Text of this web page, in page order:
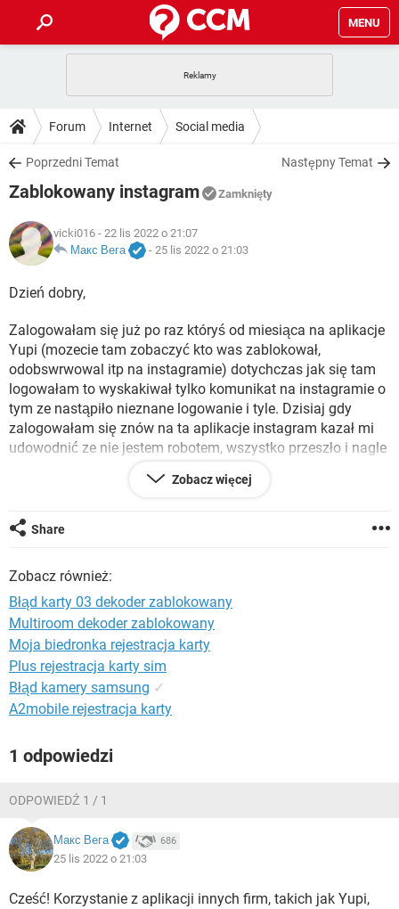
MENU
GRY WHATSAPP
SPOTIFY
INSTAGRAM FACEBOOK
WINDOWS 10
PORADY
PlayStation
INSTAGRAM
WINDOWS 10
DO POBRANIA
ANDROID TIKTOK
GRY
IOS NETFLIX
INSTAGRAM
COVID-19
GRY
SPOTIFY
INSTAGRAM FACEBOOK
WINDOWS 10
ARTYKUŁY
COVID-19
SPOTIFY NETFLIX
INSTAGRAM FACEBOOK
WINDOWS 10
Forum Internet Social media
Poprzedni Temat Następny Temat
Zablokowany instagram Zamknięty
vicki016 - 22 lis 2022 o 21:07
Макс Вега
- 25 lis 2022 o 21:03
Dzień dobry,
Zalogowałam się już po raz któryś od miesiąca na aplikacje
Yupi (mozecie tam zobaczyć kto was zablokował,
odobswrwowal itp na instagramie) dotychczas jak się tam
logowałam to wyskakiwał tylko komunikat na instagramie o
tym ze nastąpiło nieznane logowanie i tyle. Dzisiaj gdy
zalogowałam się znów na ta aplikacje instagram kazał mi
udowodnić ze nie jestem robotem, wszystko przeszło i nagle
imieniem i ręka z twarzą na zdjęciu, niestety nie
Teraz jak się próbuje zalogować to ciagle się ładuje a jak
iPhone / Safari 16.1
Zobacz więcej
Share
Zobacz również:
Błąd karty 03 dekoder zablokowany
Multiroom dekoder zablokowany
Moja biedronka rejestracja karty
Plus rejestracja karty sim
Błąd kamery samsung ✓
A2mobile rejestracja karty
1 odpowiedzi
ODPOWIEDŹ 1 / 1
Макс Вега 686
25 lis 2022 o 21:03
Cześć! Korzystanie z aplikacji innych firm, takich jak Yupi,